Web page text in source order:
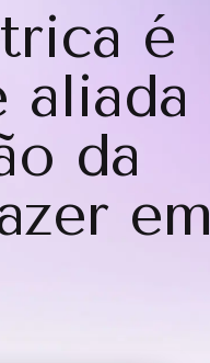
é
aliada
da
em